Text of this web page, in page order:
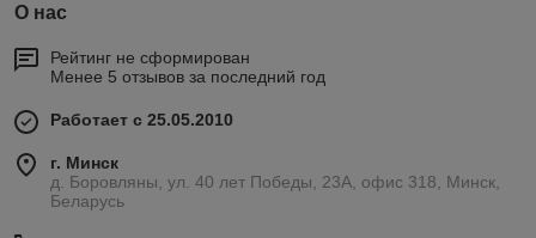
О нас
Рейтинг не сформирован
Менее 5 отзывов за последний год
Работает с 25.05.2010
г. Минск
д. Боровляны, ул. 40 лет Победы, 23А, офис 318, Минск,
Беларусь